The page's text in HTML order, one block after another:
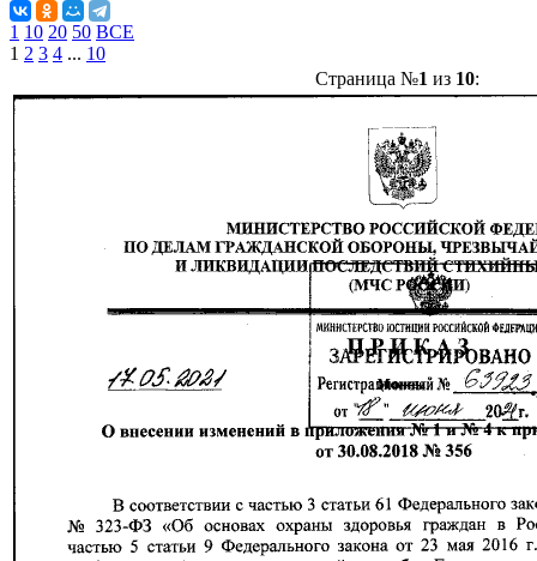
1 10 20 50 ВСЕ
1 2 3 4 ... 10
Страница №1 из 10: